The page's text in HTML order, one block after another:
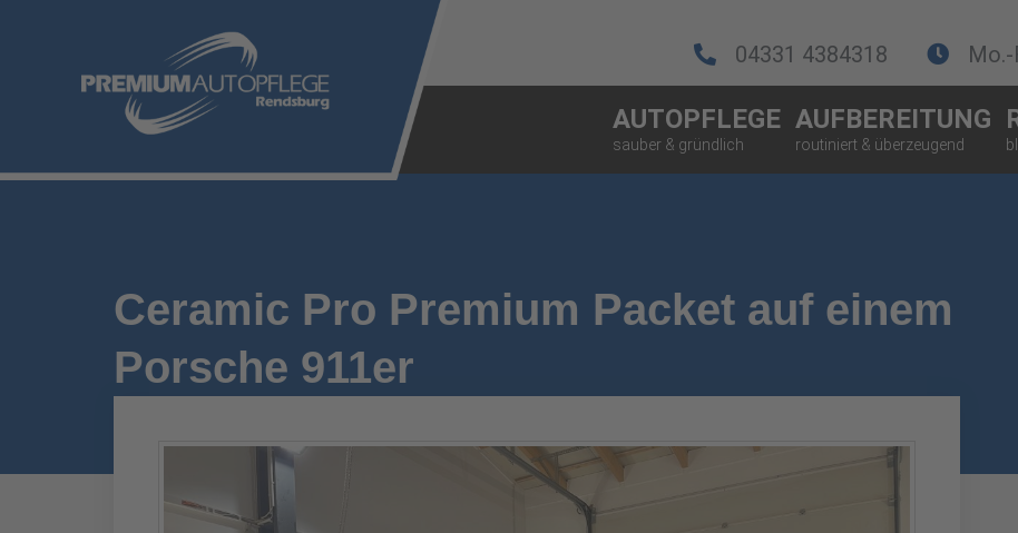
04331 4384318 Mo.-
AUTOPFLEGE AUFBEREITUNG
Ceramic Pro Premium Packet auf einem
Porsche 911er